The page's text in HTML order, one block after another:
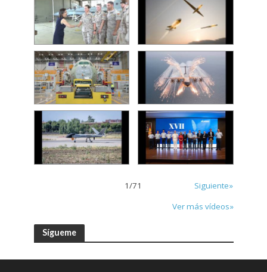
1/71
Siguiente»
Ver más vídeos»
Sígueme